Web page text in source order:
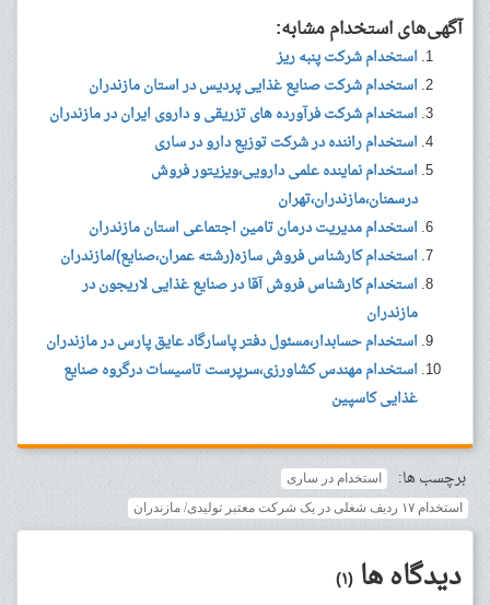
آگهی‌های استخدام مشابه:
استخدام شرکت پنبه ریز
استخدام شرکت صنایع غذایی پردیس در استان مازندران
استخدام شرکت فرآورده های تزریقی و داروی ایران در مازندران
استخدام راننده در شرکت توزیع دارو در ساری
استخدام نماینده علمی دارویی،ویزیتور فروش
درسمنان،مازندران،تهران
استخدام مدیریت درمان تامین اجتماعی استان مازندران
استخدام کارشناس فروش سازه(رشته عمران،صنایع)/مازندران
استخدام کارشناس فروش آقا در صنایع غذایی لاریجون در
مازندران
استخدام حسابدار،مسئول دفتر پاسارگاد عایق پارس در مازندران
استخدام مهندس کشاورزی،سرپرست تاسیسات درگروه صنایع
غذایی کاسپین
برچسب ها:
استخدام در ساری
استخدام ۱۷ ردیف شغلی در یک شرکت معتبر تولیدی/ مازندران
دیدگاه ها (۱)